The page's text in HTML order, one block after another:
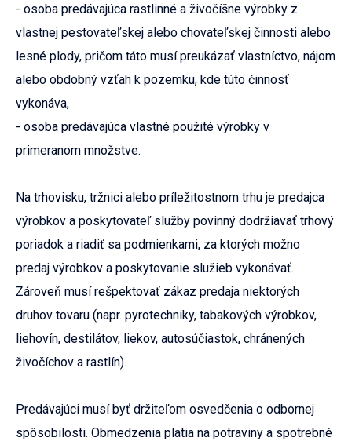
- osoba predávajúca rastlinné a živočíšne výrobky z
vlastnej pestovateľskej alebo chovateľskej činnosti alebo
lesné plody, pričom táto musí preukázať vlastníctvo, nájom
alebo obdobný vzťah k pozemku, kde túto činnosť
vykonáva,
- osoba predávajúca vlastné použité výrobky v
primeranom množstve.
Na trhovisku, tržnici alebo príležitostnom trhu je predajca
výrobkov a poskytovateľ služby povinný dodržiavať trhový
poriadok a riadiť sa podmienkami, za ktorých možno
predaj výrobkov a poskytovanie služieb vykonávať.
Zároveň musí rešpektovať zákaz predaja niektorých
druhov tovaru (napr. pyrotechniky, tabakových výrobkov,
liehovín, destilátov, liekov, autosúčiastok, chránených
živočíchov a rastlín).
Predávajúci musí byť držiteľom osvedčenia o odbornej
spôsobilosti. Obmedzenia platia na potraviny a spotrebné